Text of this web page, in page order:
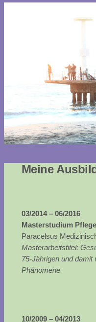
Meine
03/2014 – 06/2016
Masterstudium
Paracelsus
Masterarbeitstitel:
75-Jährigen und damit
Phänomene
10/2009 – 04/2013